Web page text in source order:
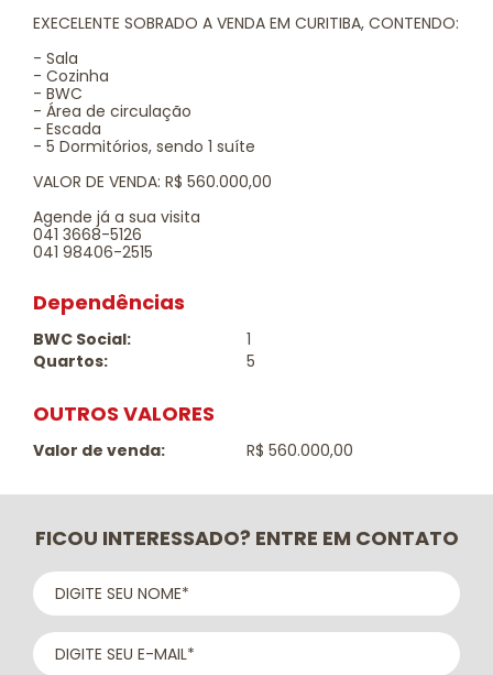
EXECELENTE SOBRADO A VENDA EM CURITIBA, CONTENDO:
- Sala
- Cozinha
- BWC
- Área de circulação
- Escada
- 5 Dormitórios, sendo 1 suíte
VALOR DE VENDA: R$ 560.000,00
Agende já a sua visita
041 3668-5126
041 98406-2515
Dependências
BWC Social:
1
Quartos:
5
OUTROS VALORES
Valor de venda: R$ 560.000,00
FICOU INTERESSADO? ENTRE EM CONTATO